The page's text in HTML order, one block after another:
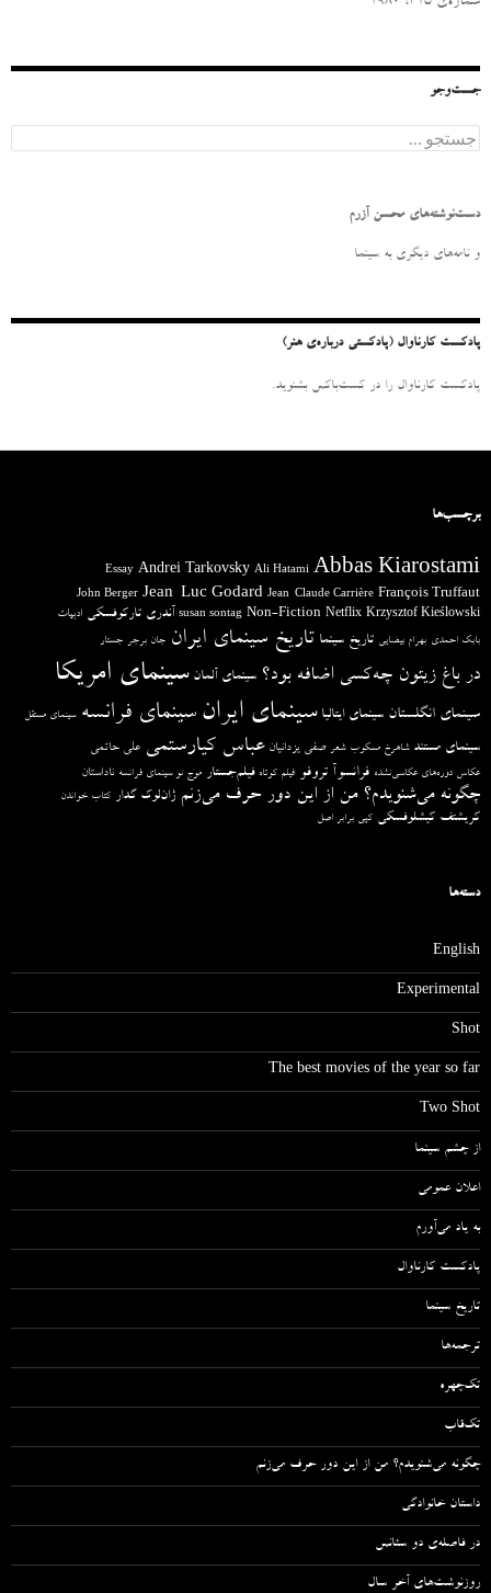
جست‌وجو
س
و
ر
دست‌نوشته‌های محسن آزرم
و نامه‌‌های دیگری به سینما
پادکست کارناوال (پادکستی درباره‌ی هنر)
پادکست کارناوال را در کست‌باکس بشنوید.
برچسب‌ها
Abbas Kiarostami
Ali Hatami
Andrei Tarkovsky
Essay
François Truffaut
Jean-Claude Carrière
Jean-Luc Godard
John Berger
Krzysztof Kieślowski
Netflix
Non-Fiction
susan sontag آندری تارکوفسکی ادبیات
بابک احمدی بهرام بیضایی تاریخ سینما تاریخ سینمای ایران جان برجر جستار
در باغ زیتون چه‌کسی اضافه بود؟ سینمای آلمان سینمای امریکا
سینمای انگلستان سینمای ایتالیا سینمای ایران سینمای فرانسه سینمای مستقل
سینمای مستند شاهرخ مسکوب شعر صفی یزدانیان عباس کیارستمی علی حاتمی
عکاس دوره‌های عکاسی‌نشده فرانسوآ تروفو فیلم کوتاه فیلم‌جستار موج نو سینمای فرانسه ناداستان
چگونه می‌شنویدم؟ من از این دور حرف می‌زنم ژان‌لوک گدار کتاب خواندن
کریشتف کیشلوفسکی کپی برابر اصل
دسته‌ها
English
Experimental
Shot
The best movies of the year so far
Two Shot
از چشم سینما
اعلان عمومی
به یاد می‌آورم
پادکست کارناوال
تاریخ سینما
ترجمه‌ها
تک‌چهره
تک‌قاب
چگونه می‌شنویدم؟ من از این دور حرف می‌زنم
داستان خانوادگی
در فاصله‌ی دو سئانس
روزنوشت‌های آخر سال